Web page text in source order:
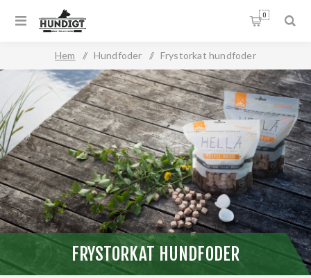
0
Hem / Hundfoder / Frystorkat hundfoder
FRYSTORKAT HUNDFODER